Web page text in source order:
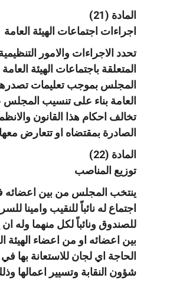
المادة (21)
اجراءات اجتماعات الهيئة العامة
تحدد الاجراءات والامور
المتعلقة باجتماعات الهيئة
المجلس بموجب تعليمات تصدرها
العامة بناء على تنسيب المجلس
تخالف احكام هذا القانون
الصادرة بمقتضاه او تتعارض
المادة (22)
توزيع المناصب
ينتخب المجلس من بين اعضائه
اجتماع له نائباً للنقيب وامينا
للصندوق ونائباً لكل منهما وله
بين اعضائه او من اعضاء الهيئة
الحاجة اي لجان للاستعانة بها في
شؤون النقابة وتسيير اعمالها